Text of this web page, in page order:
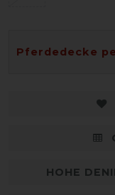
Pferdedecke
HOHE